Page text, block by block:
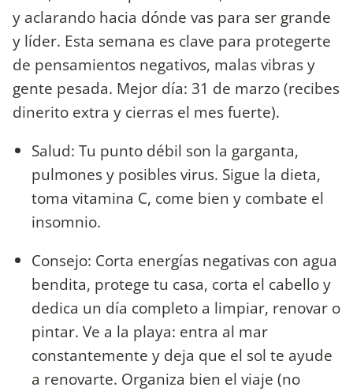
y aclarando hacia dónde vas para ser grande
y líder. Esta semana es clave para protegerte
de pensamientos negativos, malas vibras y
gente pesada. Mejor día: 31 de marzo (recibes
dinerito extra y cierras el mes fuerte).
Salud: Tu punto débil son la garganta,
pulmones y posibles virus. Sigue la dieta,
toma vitamina C, come bien y combate el
insomnio.
Consejo: Corta energías negativas con agua
bendita, protege tu casa, corta el cabello y
dedica un día completo a limpiar, renovar o
pintar. Ve a la playa: entra al mar
constantemente y deja que el sol te ayude
a renovarte. Organiza bien el viaje (no